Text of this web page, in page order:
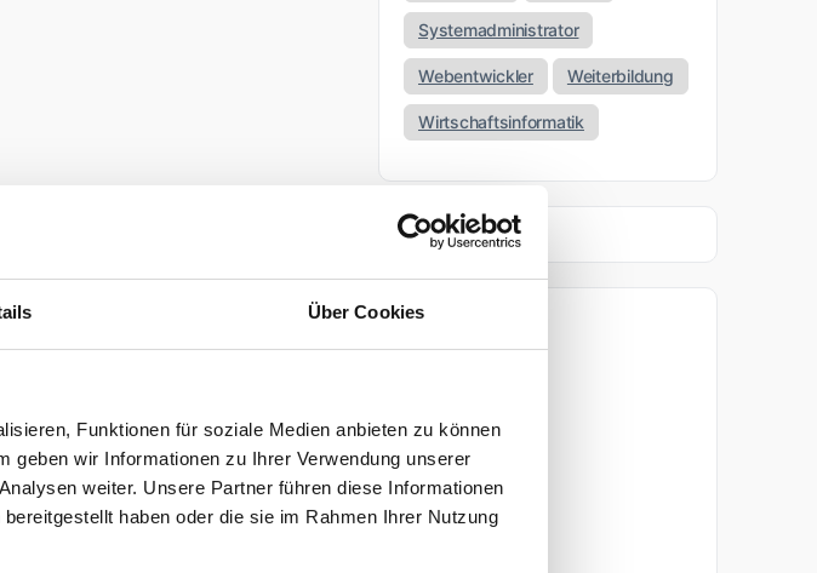
Über Cookies
Funktionen für soziale Medien anbieten zu können
geben wir Informationen zu Ihrer Verwendung unserer
weiter. Unsere Partner führen diese Informationen
haben oder die sie im Rahmen Ihrer Nutzung
Systemadministrator
Webentwickler Weiterbildung
Wirtschaftsinformatik
April 2026
März 2026
November 2025
Oktober 2025